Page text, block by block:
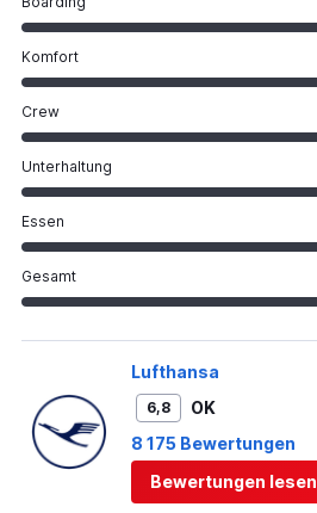
Komfort
Crew
Unterhaltung
Essen
Gesamt
Lufthansa
6,8
OK
8 175 Bewertungen
Bewertungen lesen